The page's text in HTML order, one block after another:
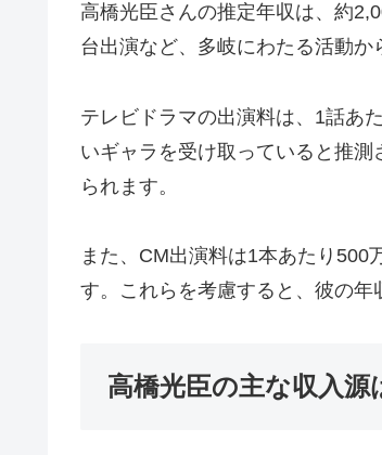
高橋光臣さんの推定年収は、約
台出演など、多岐にわたる活動か
テレビドラマの出演料は、1話あ
いギャラを受け取っていると推
られます。
また、CM出演料は1本あたり500
す。これらを考慮すると、彼の年
高橋光臣の主な収入源